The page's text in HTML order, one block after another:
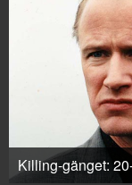
Killing-gänget: